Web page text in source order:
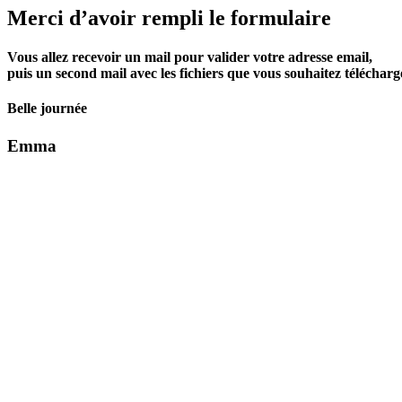
Merci d’avoir rempli le formulaire
Vous allez recevoir un mail pour valider votre adresse email,
puis un second mail avec les fichiers que vous souhaitez
Belle journée
Emma